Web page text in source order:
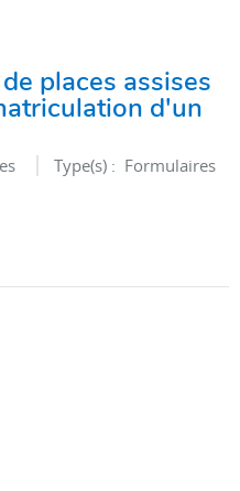
places assises
d'un
Type(s) : Formulaires